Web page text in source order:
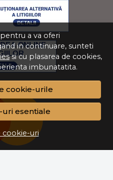
a va oferi
in continuare, sunteti
si cu plasarea de cookies,
imbunatatita.
cookie-urile
esentiale
uri